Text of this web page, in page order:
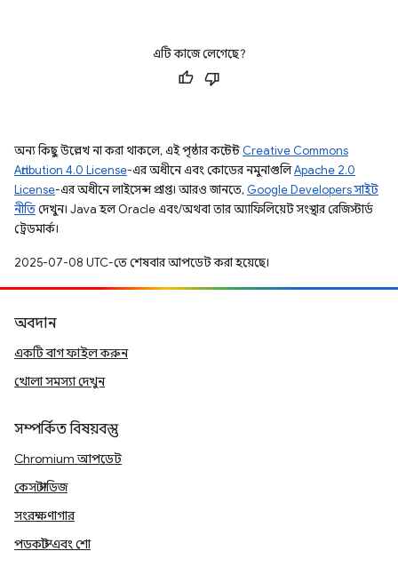
এটি কাজে লেগেছে?
অন্য কিছু উল্লেখ না করা থাকলে, এই পৃষ্ঠার কন্টেন্ট Creative Commons
Attribution 4.0 License-এর অধীনে এবং কোডের নমুনাগুলিApache 2.0
License-এর অধীনে লাইসেন্স প্রাপ্ত। আরও জানতে, Google Developers সাইট
নীতিদেখুন। Java হল Oracle এবং/অথবা তার অ্যাফিলিয়েট সংস্থার রেজিস্টার্ড
ট্রেডমার্ক।
2025-07-08 UTC-তে শেষবার আপডেট করা হয়েছে।
অবদান
একটি বাগ ফাইল করুন
খোলা সমস্যা দেখুন
সম্পর্কিত বিষয়বস্তু
Chromium আপডেট
কেস স্টাডিজ
সংরক্ষণাগার
পডকাস্ট এবং শো